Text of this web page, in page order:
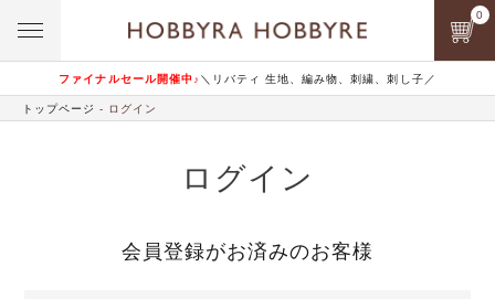
ファイナルセール開催中♪ ＼リバティ 生地、編み物、刺繍、刺し子／
0
トップページ ログイン
ログイン
会員登録がお済みのお客様